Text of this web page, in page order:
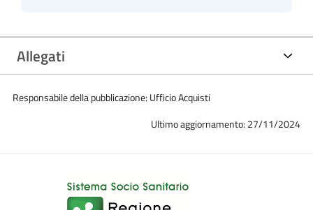
Allegati
Responsabile della pubblicazione: Ufficio Acquisti
Ultimo aggiornamento: 27/11/2024